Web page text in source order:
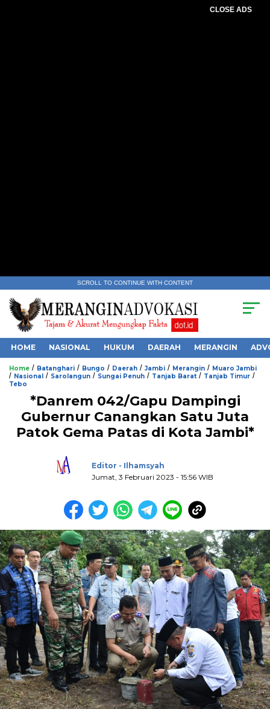
CLOSE ADS
SCROLL TO CONTINUE WITH CONTENT
HOME NASIONAL HUKUM DAERAH MERANGIN
Home / Batanghari / Bungo / Daerah / Jambi / Merangin / Muaro Jambi
/ Nasional / Sarolangun / Sungai Penuh / Tanjab Barat/ Tanjab Timur /
Tebo
*Danrem 042/Gapu Dampingi
Gubernur Canangkan Satu Juta
Patok Gema Patas di Kota Jambi*
Editor - Ilhamsyah
Jumat, 3 Februari 2023 - 15:56 WIB
.